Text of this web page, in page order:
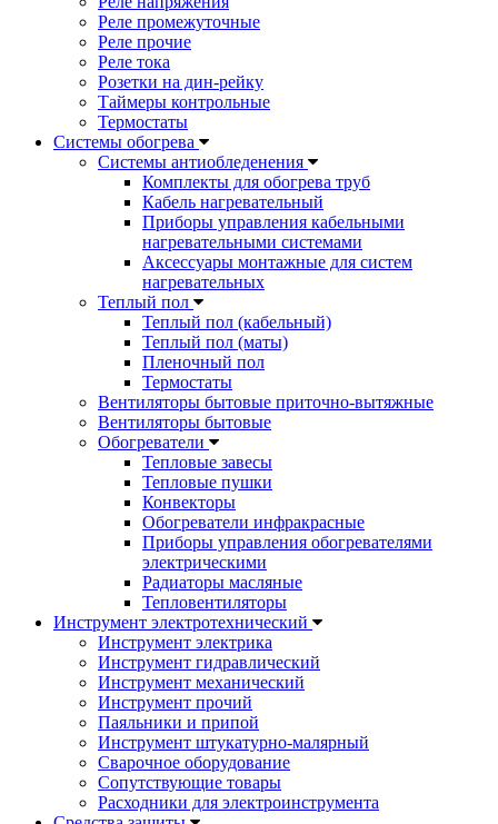
Реле промежуточные
Реле прочие
Реле тока
Розетки на дин-рейку
Таймеры контрольные
Термостаты
Системы обогрева
Системы антиобледенения
Комплекты для обогрева труб
Кабель нагревательный
Приборы управления кабельными
нагревательными системами
Аксессуары монтажные для систем
нагревательных
Теплый пол
Теплый пол (кабельный)
Теплый пол (маты)
Пленочный пол
Термостаты
Вентиляторы бытовые приточно-вытяжные
Вентиляторы бытовые
Обогреватели
Тепловые завесы
Тепловые пушки
Конвекторы
Обогреватели инфракрасные
Приборы управления обогревателями
электрическими
Радиаторы масляные
Тепловентиляторы
Инструмент электротехнический
Инструмент электрика
Инструмент гидравлический
Инструмент механический
Инструмент прочий
Паяльники и припой
Инструмент штукатурно-малярный
Сварочное оборудование
Сопутствующие товары
Расходники для электроинструмента